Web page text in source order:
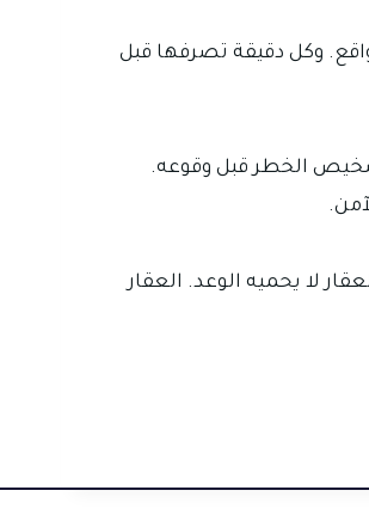
وكل دقيقة تصرفها قبل
الخطر قبل وقوعه.
لا يحميه الوعد. العقار